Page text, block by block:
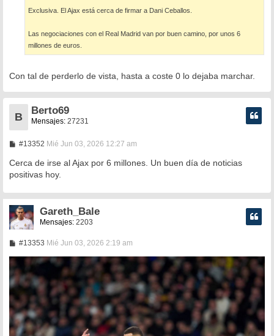
Exclusiva. El Ajax está cerca de firmar a Dani Ceballos.
Las negociaciones con el Real Madrid van por buen camino, por unos 6
millones de euros.
Con tal de perderlo de vista, hasta a coste 0 lo dejaba marchar.
B
Berto69
Mensajes: 27231
#13352M
n
a
e
Mié Jun 03, 2026 12:27 am
Cerca de irse al Ajax por 6 millones. Un buen día de noticias
positivas hoy.
Gareth_Bale
Mensajes: 2203
#13353M
n
a
Mié Jun 03, 2026 2:19 am